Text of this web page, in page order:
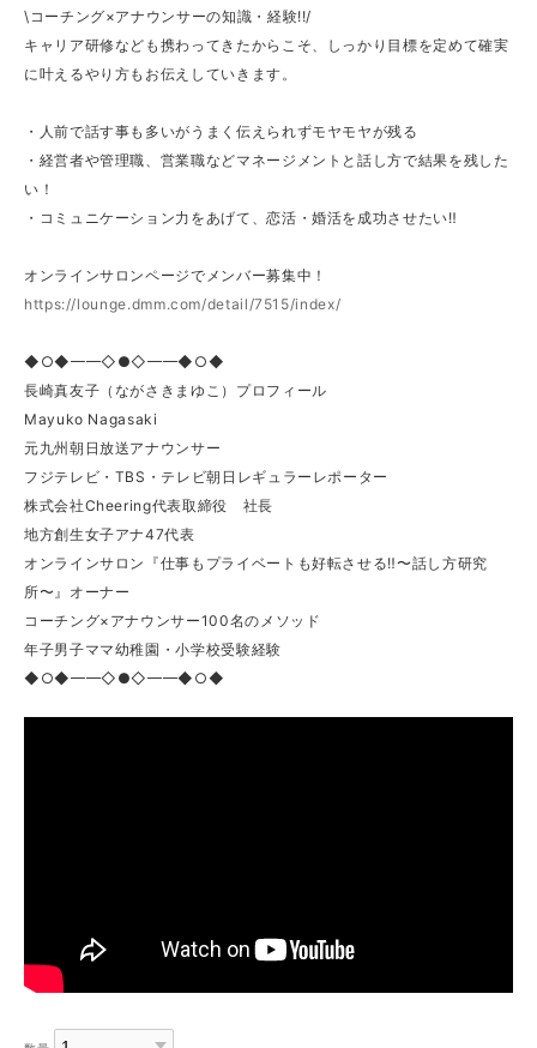
\コーチング×アナウンサーの知識・経験!!/
キャリア研修なども携わってきたからこそ、しっかり目標を定めて確実
に叶えるやり方もお伝えしていきます。
・人前で話す事も多いがうまく伝えられずモヤモヤが残る
・経営者や管理職、営業職などマネージメントと話し方で結果を残した
い！
・コミュニケーション力をあげて、恋活・婚活を成功させたい‼︎
オンラインサロンページでメンバー募集中！
https://lounge.dmm.com/detail/7515/index/
◆○◆━━◇●◇━━◆○◆
長崎真友子（ながさきまゆこ）プロフィール
Mayuko Nagasaki
元九州朝日放送アナウンサー
フジテレビ・TBS・テレビ朝日レギュラーレポーター
株式会社Cheering代表取締役 社長
地方創生女子アナ47代表
オンラインサロン『仕事もプライベートも好転させる‼︎〜話し方研究
所〜』オーナー
コーチング×アナウンサー100名のメソッド
年子男子ママ幼稚園・小学校受験経験
◆○◆━━◇●◇━━◆○◆